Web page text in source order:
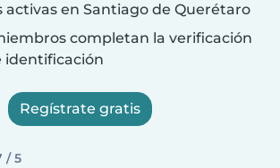
activas en Santiago de Querétaro
completan la verificación
identificación
Regístrate gratis
/ 5